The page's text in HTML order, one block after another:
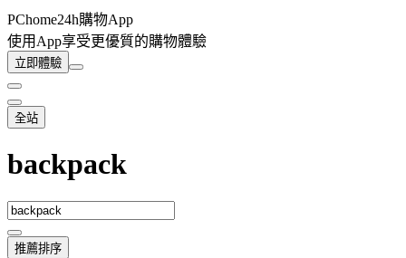
PChome24h購物App
使用App享受更優質的購物體驗
立即體驗
全站
backpack
推薦排序